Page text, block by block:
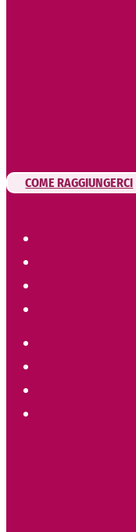
COME RAGGIUNGERCI